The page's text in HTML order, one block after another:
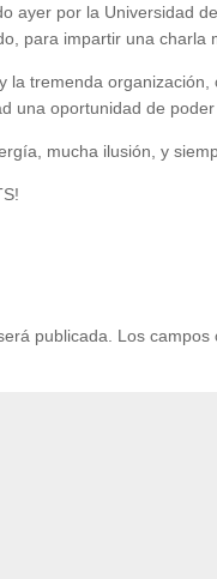
ayer por la Universidad
para impartir una charla
la tremenda
una oportunidad de
mucha ilusión, y
publicada. Los